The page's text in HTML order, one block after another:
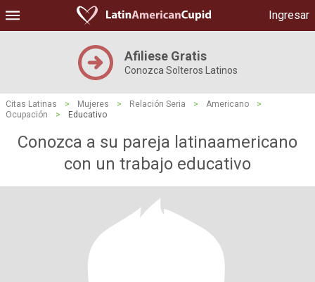
Ingresar
Afiliese Gratis
Conozca Solteros Latinos
Citas Latinas > Mujeres > Relación Seria > Americano
>
Ocupación
> Educativo
Conozca a su pareja latinaamericano
con un trabajo educativo